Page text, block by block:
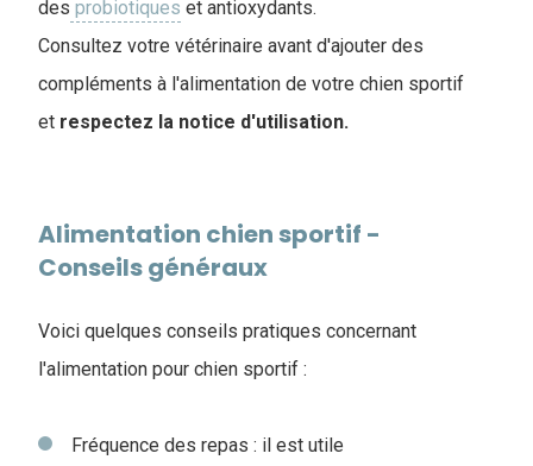
des probiotiques et antioxydants.
Consultez votre vétérinaire avant d'ajouter des
compléments à l'alimentation de votre chien sportif
et respectez la notice d'utilisation.
Alimentation chien sportif -
Conseils généraux
Voici quelques conseils pratiques concernant
l'alimentation pour chien sportif :
Fréquence des repas : il est utile